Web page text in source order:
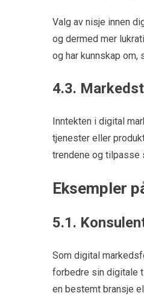
Valg av nisje innen
og dermed mer
og har kunnskap
4.3.
Inntekten i digital
tjenester eller
trendene og tilpasse
Eksempler
5.1.
Som digital
forbedre sin digitale
en bestemt bransje